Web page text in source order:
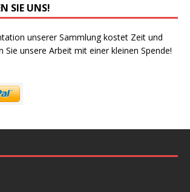
SIE UNS!
unserer Sammlung kostet Zeit und
Sie unsere Arbeit mit einer kleinen Spende!